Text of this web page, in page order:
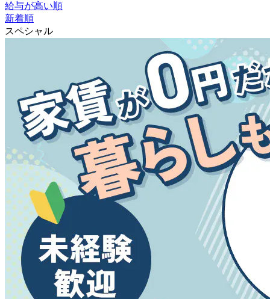
給与が高い順
新着順
スペシャル